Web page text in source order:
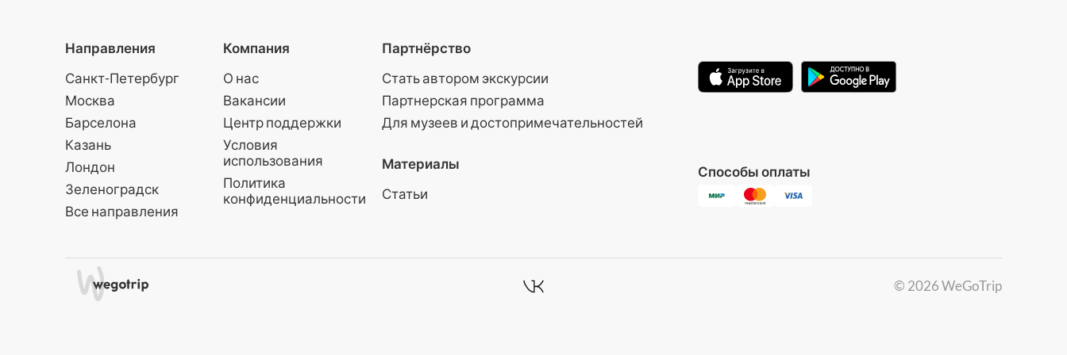
Направления
Санкт-Петербург
Москва
Барселона
Казань
Лондон
Зеленоградск
Все направления
Компания
О нас
Вакансии
Центр поддержки
Условия
использования
Политика
конфиденциальности
Партнёрство
Стать автором экскурсии
Партнерская программа
Для музеев и достопримечательностей
Материалы
Статьи
Способы оплаты
© 2026WeGoTrip